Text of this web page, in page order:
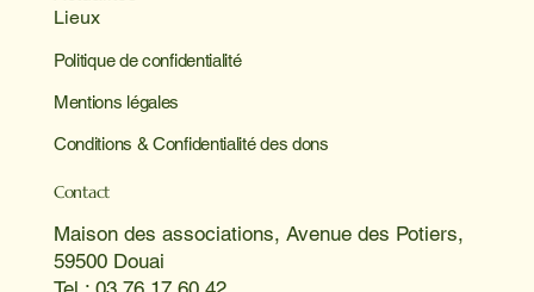
Lieux
Politique de confidentialité
Mentions légales
Conditions & Confidentialité des dons
Contact
Maison des associations, Avenue des Potiers,
59500 Douai